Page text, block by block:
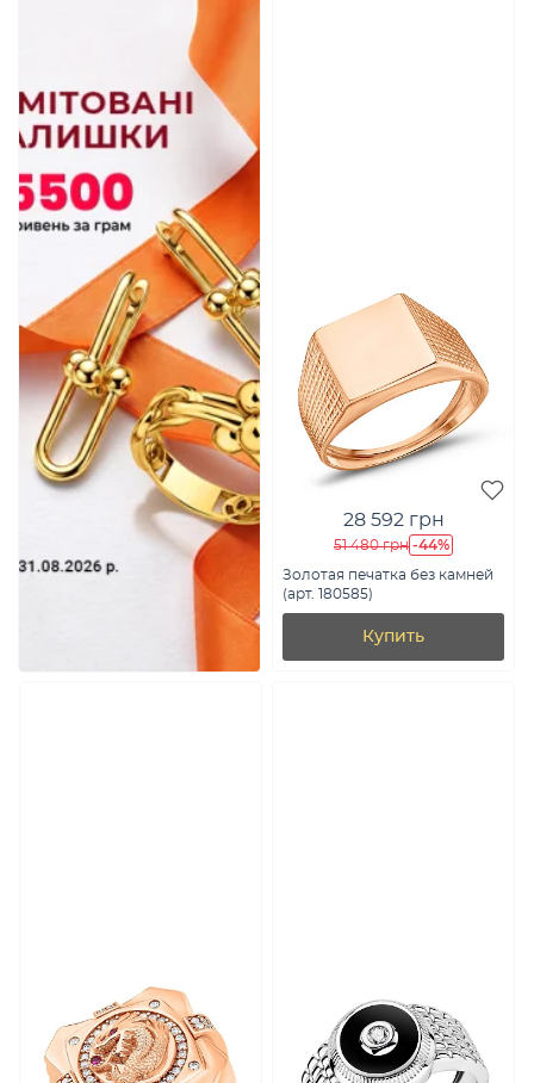
28 592 грн
51 480 грн -44%
Золотая печатка без камней
(арт. 180585)
Купить